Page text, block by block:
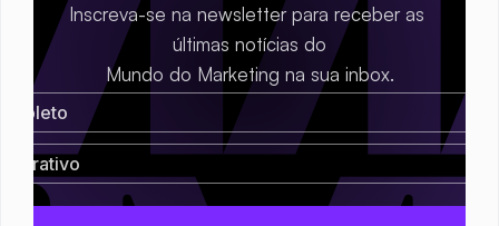
Inscreva-se na newsletter para receber as
últimas notícias do
Mundo do Marketing na sua inbox.